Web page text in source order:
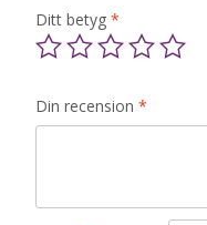
Ditt betyg *
Din recension *